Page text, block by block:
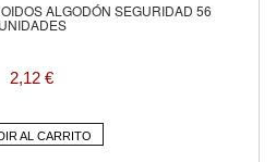
ALGODÓN SEGURIDAD 56
UNIDADES
2,12 €
AL CARRITO